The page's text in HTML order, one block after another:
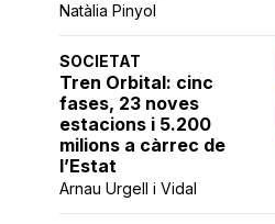
Natàlia Pinyol
SOCIETAT
Tren Orbital: cinc
fases, 23 noves
estacions i 5.200
milions a càrrec de
l’Estat
Arnau Urgell i Vidal